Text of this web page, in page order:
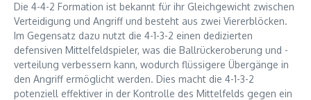
Die 4-4-2 Formation ist bekannt für ihr Gleichgewicht zwischen
Verteidigung und Angriff und besteht aus zwei Viererblöcken.
Im Gegensatz dazu nutzt die 4-1-3-2 einen dedizierten
defensiven Mittelfeldspieler, was die Ballrückeroberung und -
verteilung verbessern kann, wodurch flüssigere Übergänge in
den Angriff ermöglicht werden. Dies macht die 4-1-3-2
potenziell effektiver in der Kontrolle des Mittelfelds gegen ein